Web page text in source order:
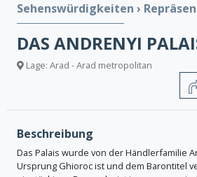
Sehenswürdigkeiten ›
DAS ANDRENYI
Lage: Arad - Arad metropolitan
Beschreibung
Das Palais wurde von der Händlerfamilie
Ursprung Ghioroc ist und dem Barontitel